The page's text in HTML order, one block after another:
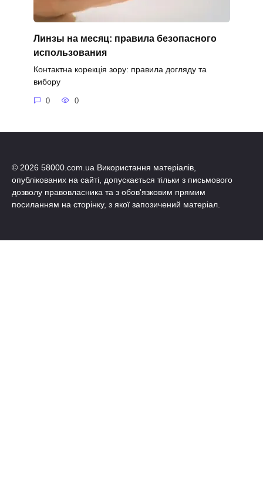
Линзы на месяц: правила безопасного
использования
Контактна корекція зору: правила догляду та
вибору
0 0
© 2026 58000.com.ua Використання матеріалів,
опублікованих на сайті, допускається тільки з письмового
дозволу правовласника та з обов'язковим прямим
посиланням на сторінку, з якої запозичений матеріал.